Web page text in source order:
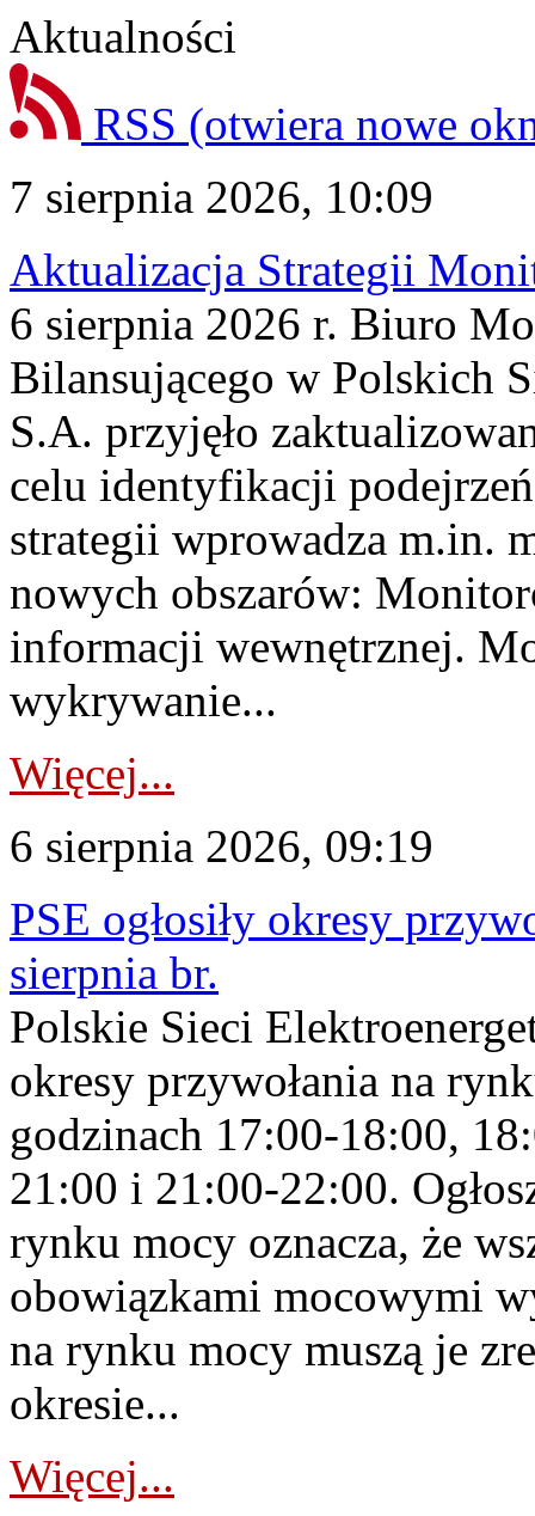
Aktualności
RSS (otwiera nowe
7 sierpnia 2026, 10:09
Aktualizacja Strategii
6 sierpnia 2026 r. Biuro
Bilansującego w Polskich
S.A. przyjęło
celu identyfikacji
strategii wprowadza m.in.
nowych obszarów:
informacji wewnętrznej.
wykrywanie...
Więcej...
6 sierpnia 2026, 09:19
PSE ogłosiły okresy
sierpnia br.
Polskie Sieci
okresy przywołania na
godzinach 17:00-18:00,
21:00 i 21:00-22:00.
rynku mocy oznacza, że
obowiązkami mocowymi
na rynku mocy muszą je
okresie...
Więcej...